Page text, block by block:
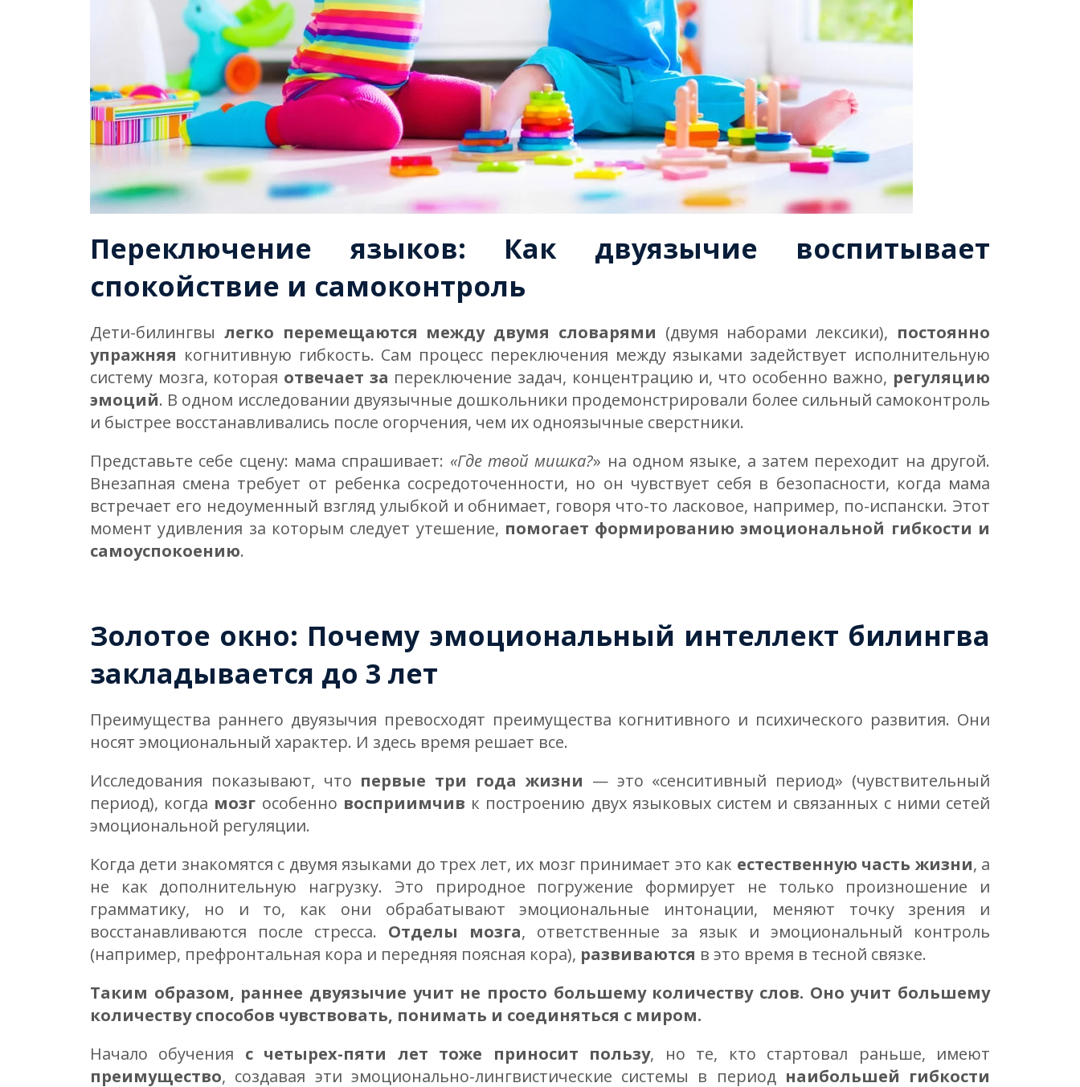
Переключение языков: Как двуязычие воспитывает
спокойствие и самоконтроль
Дети-билингвы легко перемещаются между двумя словарями (двумя наборами лексики), постоянно
упражняя когнитивную гибкость. Сам процесс переключения между языками задействует исполнительную
систему мозга, которая отвечает за переключение задач, концентрацию и, что особенно важно, регуляцию
эмоций. В одном исследовании двуязычные дошкольники продемонстрировали более сильный самоконтроль
и быстрее восстанавливались после огорчения, чем их одноязычные сверстники.
Представьте себе сцену: мама спрашивает: «Где твой мишка?» на одном языке, а затем переходит на другой.
Внезапная смена требует от ребенка сосредоточенности, но он чувствует себя в безопасности, когда мама
встречает его недоуменный взгляд улыбкой и обнимает, говоря что-то ласковое, например, по-испански. Этот
момент удивления за которым следует утешение, помогает формированию эмоциональной гибкости и
самоуспокоению.
Золотое окно: Почему эмоциональный интеллект билингва
закладывается до 3 лет
Преимущества раннего двуязычия превосходят преимущества когнитивного и психического развития. Они
носят эмоциональный характер. И здесь время решает все.
Исследования показывают, что первые три года жизни — это «сенситивный период» (чувствительный
период), когда мозг особенно восприимчив к построению двух языковых систем и связанных с ними сетей
эмоциональной регуляции.
Когда дети знакомятся с двумя языками до трех лет, их мозг принимает это как естественную часть жизни, а
не как дополнительную нагрузку. Это природное погружение формирует не только произношение и
грамматику, но и то, как они обрабатывают эмоциональные интонации, меняют точку зрения и
восстанавливаются после стресса. Отделы мозга, ответственные за язык и эмоциональный контроль
(например, префронтальная кора и передняя поясная кора), развиваются в это время в тесной связке.
Таким образом, раннее двуязычие учит не просто большему количеству слов. Оно учит большему
количеству способов чувствовать, понимать и соединяться с миром.
Начало обучения с четырех-пяти лет тоже приносит пользу, но те, кто стартовал раньше, имеют
преимущество, создавая эти эмоционально-лингвистические системы в период наибольшей гибкости